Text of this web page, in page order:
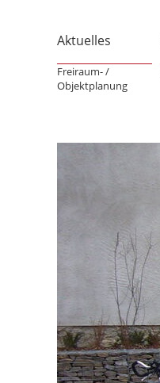
Aktuelles
Freiraum- /
Objektplanung